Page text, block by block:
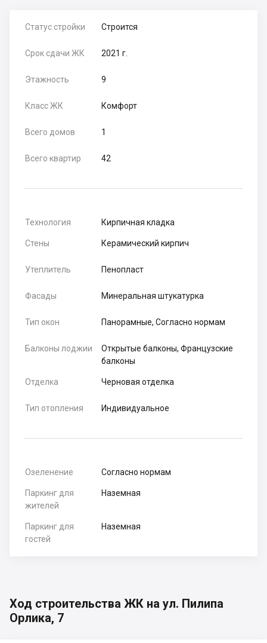
Статус стройки Строится
Срок сдачи ЖК 2021 г.
Этажность 9
Класс ЖК Комфорт
Всего домов 1
Всего квартир 42
Технология Кирпичная кладка
Стены Керамический кирпич
Утеплитель Пенопласт
Фасады Минеральная штукатурка
Тип окон Панорамные, Согласно нормам
Балконы лоджии
Открытые балконы, Французские
балконы
Отделка Черновая отделка
Тип отопления Индивидуальное
Озеленение Согласно нормам
Паркинг для
жителей
Наземная
Паркинг для
гостей
Наземная
Ход строительства ЖК на ул. Пилипа
Орлика, 7